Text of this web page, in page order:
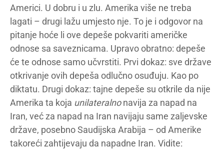
Americi. U dobru i u zlu. Amerika više ne treba
lagati – drugi lažu umjesto nje. To je i odgovor na
pitanje hoće li ove depeše pokvariti američke
odnose sa saveznicama. Upravo obratno: depeše
će te odnose samo učvrstiti. Prvi dokaz: sve države
otkrivanje ovih depeša odlučno osuđuju. Kao po
diktatu. Drugi dokaz: tajne depeše su otkrile da nije
Amerika ta koja unilateralnonavija za napad na
Iran, već za napad na Iran navijaju same zaljevske
države, posebno Saudijska Arabija – od Amerike
takoreći zahtijevaju da napadne Iran. Vidite: